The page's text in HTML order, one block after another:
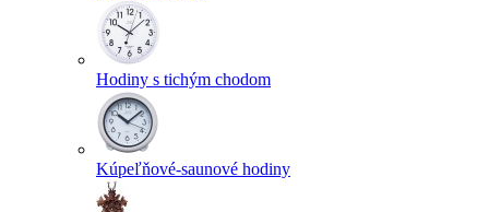
Hodiny s tichým chodom
Kúpeľňové-saunové hodiny